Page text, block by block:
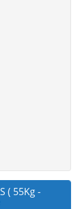
( 55Kg -